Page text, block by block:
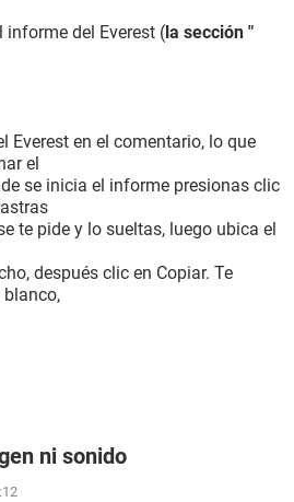
informe del Everest (la sección "
Everest en el comentario, lo que
el
se inicia el informe presionas clic
te pide y lo sueltas, luego ubica el
después clic en Copiar. Te
ni sonido